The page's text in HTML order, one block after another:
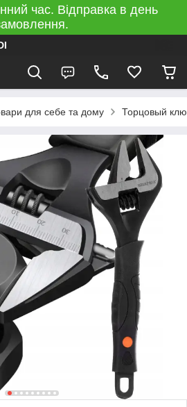
час. Відправка в день
для себе та дому Торцовый